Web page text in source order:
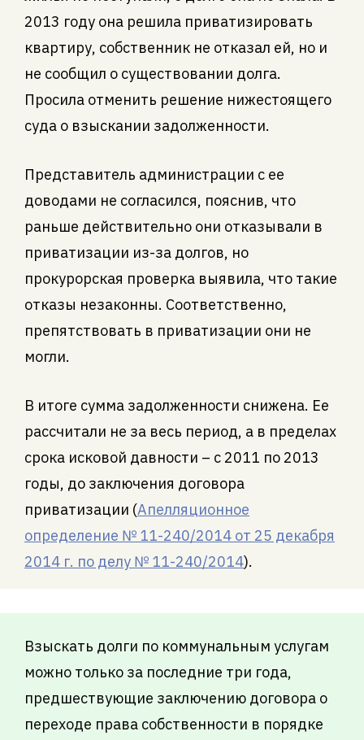
2013 году она решила приватизировать
квартиру, собственник не отказал ей, но и
не сообщил о существовании долга.
Просила отменить решение нижестоящего
суда о взыскании задолженности.
Представитель администрации с ее
доводами не согласился, пояснив, что
раньше действительно они отказывали в
приватизации из-за долгов, но
прокурорская проверка выявила, что такие
отказы незаконны. Соответственно,
препятствовать в приватизации они не
могли.
В итоге сумма задолженности снижена. Ее
рассчитали не за весь период, а в пределах
срока исковой давности – с 2011 по 2013
годы, до заключения договора
приватизации (Апелляционное
определение № 11-240/2014 от 25 декабря
2014 г. по делу № 11-240/2014).
Взыскать долги по коммунальным услугам
можно только за последние три года,
предшествующие заключению договора о
переходе права собственности в порядке